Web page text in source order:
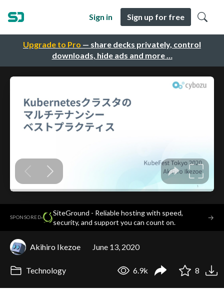
Upgrade to Pro — share decks privately, control
downloads, hide ads and more …
Sign in Sign up for free
SPONSORED·
SiteGround - Reliable hosting with speed,
security, and support you can count on.
→
Akihiro Ikezoe June 13, 2020
Technology 6.9k 8